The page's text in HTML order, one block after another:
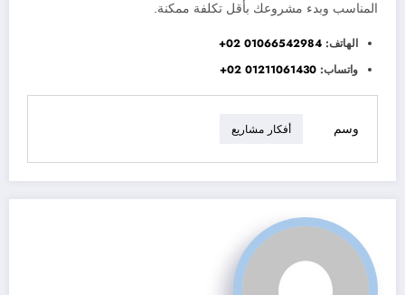
المناسب وبدء مشروعك بأقل تكلفة ممكنة.
الهاتف: 01066542984 02+
واتساب: 01211061430 02+
وسم أفكار مشاريع